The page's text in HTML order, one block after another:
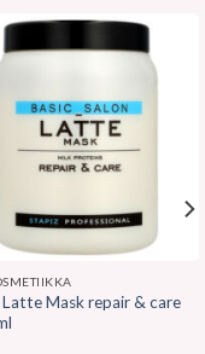
Mask repair & care